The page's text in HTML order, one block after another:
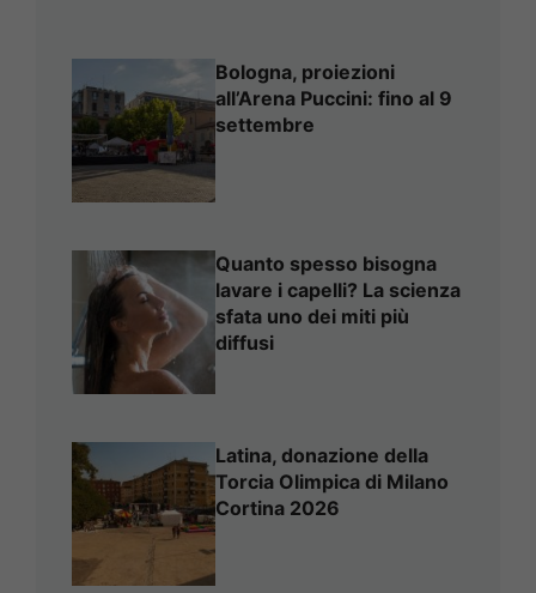
Bologna, proiezioni
all’Arena Puccini: fino al 9
settembre
Quanto spesso bisogna
lavare i capelli? La scienza
sfata uno dei miti più
diffusi
Latina, donazione della
Torcia Olimpica di Milano
Cortina 2026